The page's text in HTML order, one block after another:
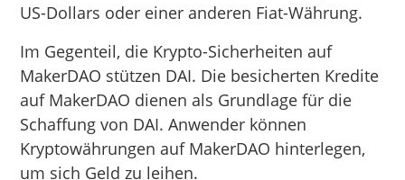
US-Dollars oder einer anderen Fiat-Währung.
Im Gegenteil, die Krypto-Sicherheiten auf
MakerDAO stützen DAI. Die besicherten Kredite
auf MakerDAO dienen als Grundlage für die
Schaffung von DAI. Anwender können
Kryptowährungen auf MakerDAO hinterlegen,
um sich Geld zu leihen.